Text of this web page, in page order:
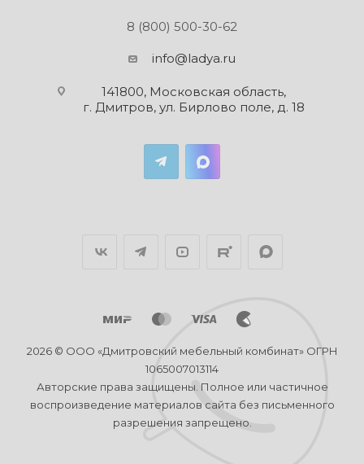
8 (800) 500-30-62
info@ladya.ru
141800, Московская область,
г. Дмитров, ул. Бирлово поле, д. 18
2026 © ООО «Дмитровский мебельный комбинат» ОГРН
1065007013114
Авторские права защищены. Полное или частичное
воспроизведение материалов сайта без письменного
разрешения запрещено.